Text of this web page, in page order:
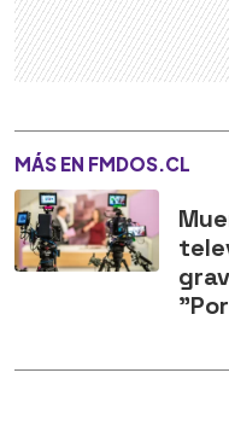
MÁS EN FMDOS.CL